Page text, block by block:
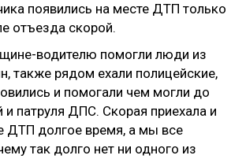
появились на месте ДТП только
отъезда скорой.
водителю помогли люди из
также рядом ехали полицейские,
и помогали чем могли до
и патруля ДПС. Скорая приехала и
ДТП долгое время, а мы все
так долго нет ни одного из